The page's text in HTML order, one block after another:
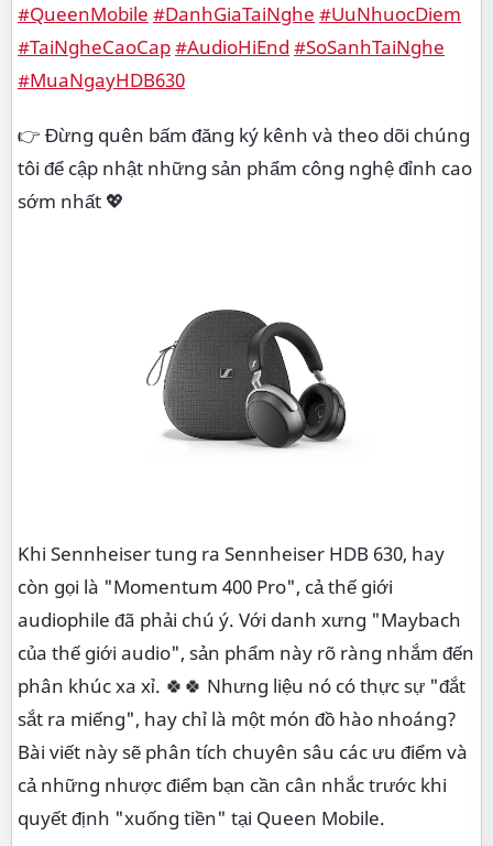
#QueenMobile #DanhGiaTaiNghe #UuNhuocDiem
#TaiNgheCaoCap#AudioHiEnd #SoSanhTaiNghe
#MuaNgayHDB630
👉 Đừng quên bấm đăng ký kênh và theo dõi chúng
tôi để cập nhật những sản phẩm công nghệ đỉnh cao
sớm nhất 💖
Khi Sennheiser tung ra Sennheiser HDB 630, hay
còn gọi là "Momentum 400 Pro", cả thế giới
audiophile đã phải chú ý. Với danh xưng "Maybach
của thế giới audio", sản phẩm này rõ ràng nhắm đến
phân khúc xa xỉ. 🍀🍀 Nhưng liệu nó có thực sự "đắt
sắt ra miếng", hay chỉ là một món đồ hào nhoáng?
Bài viết này sẽ phân tích chuyên sâu các ưu điểm và
cả những nhược điểm bạn cần cân nhắc trước khi
quyết định "xuống tiền" tại Queen Mobile.